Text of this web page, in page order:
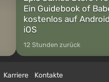
Ein Guidebook of
kostenlos auf
iOS
12 Stunden zurück
Karriere
Kontakte